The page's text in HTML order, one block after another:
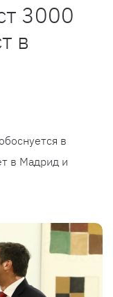
3000
в
в
в Мадрид и